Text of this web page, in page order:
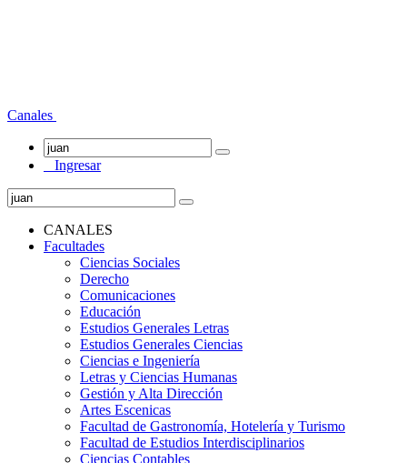
Canales
Ingresar
CANALES
Facultades
Ciencias Sociales
Derecho
Comunicaciones
Educación
Estudios Generales Letras
Estudios Generales Ciencias
Ciencias e Ingeniería
Letras y Ciencias Humanas
Gestión y Alta Dirección
Artes Escenicas
Facultad de Gastronomía, Hotelería y Turismo
Facultad de Estudios Interdisciplinarios
Ciencias Contables